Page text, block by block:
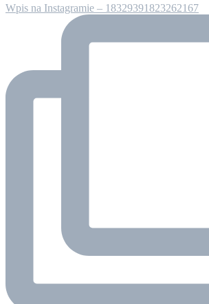
Wpis na Instagramie – 18329391823262167